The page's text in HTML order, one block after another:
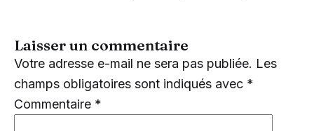
Laisser un commentaire
Votre adresse e-mail ne sera pas publiée. Les
champs obligatoires sont indiqués avec *
Commentaire *